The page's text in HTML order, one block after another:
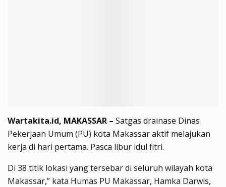
Wartakita.id, MAKASSAR – Satgas drainase Dinas
Pekerjaan Umum (PU) kota Makassar aktif melajukan
kerja di hari pertama. Pasca libur idul fitri.
Di 38 titik lokasi yang tersebar di seluruh wilayah kota
Makassar,” kata Humas PU Makassar, Hamka Darwis,